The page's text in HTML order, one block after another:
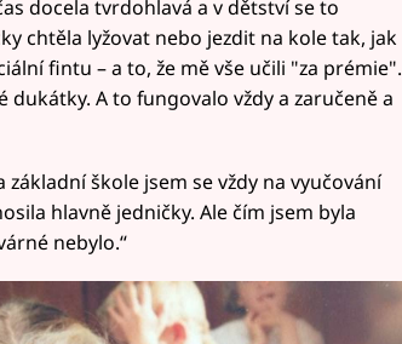
docela tvrdohlavá a v dětství se to
chtěla lyžovat nebo jezdit na kole tak, jak
fintu – a to, že mě vše učili "za prémie".
A to fungovalo vždy a zaručeně a
škole jsem se vždy na vyučování
hlavně jedničky. Ale čím jsem byla
nebylo.“